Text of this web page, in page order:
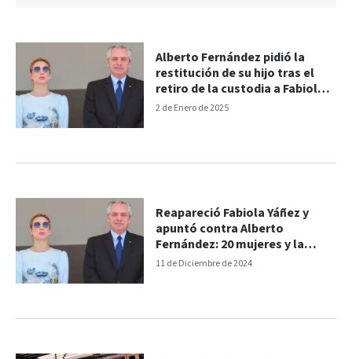
2 de Enero de 2025
Alberto Fernández pidió la
restitución de su hijo tras el
retiro de la custodia a Fabiola
Yañez
11 de Diciembre de 2024
Reapareció Fabiola Yáñez y
apuntó contra Alberto
Fernández: 20 mujeres y la
violencia